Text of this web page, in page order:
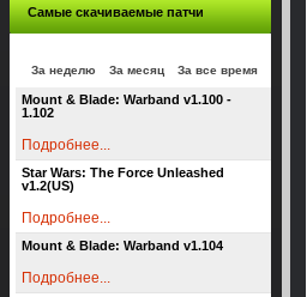
Самые скачиваемые патчи
За неделю За месяц За все время
Mount & Blade: Warband v1.100 -
1.102
Подробнее...
Star Wars: The Force Unleashed
v1.2(US)
Подробнее...
Mount & Blade: Warband v1.104
Подробнее...